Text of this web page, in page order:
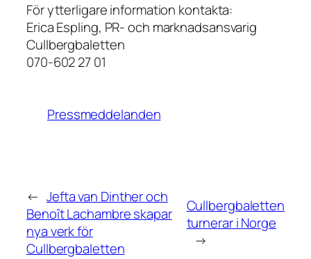
För ytterligare information kontakta:
Erica Espling, PR- och marknadsansvarig
Cullbergbaletten
070-602 27 01
Pressmeddelanden
← Jefta van Dinther och
Benoît Lachambre skapar
nya verk för
Cullbergbaletten
Cullbergbaletten
turnerar i Norge
→